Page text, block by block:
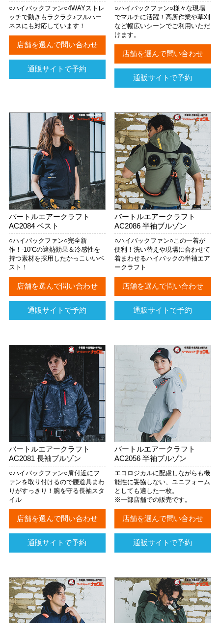
○ハイバックファン○4WAYストレ
ッチで動きもラクラク♪フルハー
ネスにも対応しています！
店舗を選んで問い合わせ
通販サイトで予約
○ハイバックファン○様々な現場
でマルチに活躍！高所作業や草刈
など幅広いシーンでご利用いただ
けます。
店舗を選んで問い合わせ
通販サイトで予約
バートルエアークラフト
AC2084 ベスト
○ハイバックファン○完全新
作！-10℃の遮熱効果＆冷感性を
持つ素材を採用したかっこいいベ
スト！
店舗を選んで問い合わせ
通販サイトで予約
バートルエアークラフト
AC2086 半袖ブルゾン
○ハイバックファン○この一着が
便利！洗い替えや現場に合わせて
着まわせるハイバックの半袖エア
ークラフト
店舗を選んで問い合わせ
通販サイトで予約
バートルエアークラフト
AC2081 長袖ブルゾン
○ハイバックファン○肩付近にフ
ァンを取り付けるので腰道具まわ
りがすっきり！腕を守る長袖スタ
イル
店舗を選んで問い合わせ
通販サイトで予約
バートルエアークラフト
AC2056 半袖ブルゾン
エコロジカルに配慮しながらも機
能性に妥協しない、ユニフォーム
としても適した一枚。
※一部店舗での販売です。
店舗を選んで問い合わせ
通販サイトで予約